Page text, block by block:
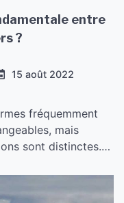
entre
?
15 août 2022
fréquemment
mais
sont distinctes.
la redécouverte
terme » océan »